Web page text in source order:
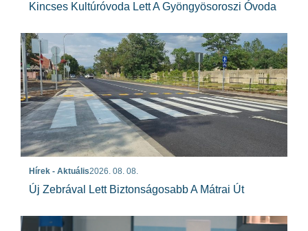
Kincses Kultúróvoda Lett A Gyöngyösoroszi Óvoda
Hírek - Aktuális2026. 08. 08.
Új Zebrával Lett Biztonságosabb A Mátrai Út